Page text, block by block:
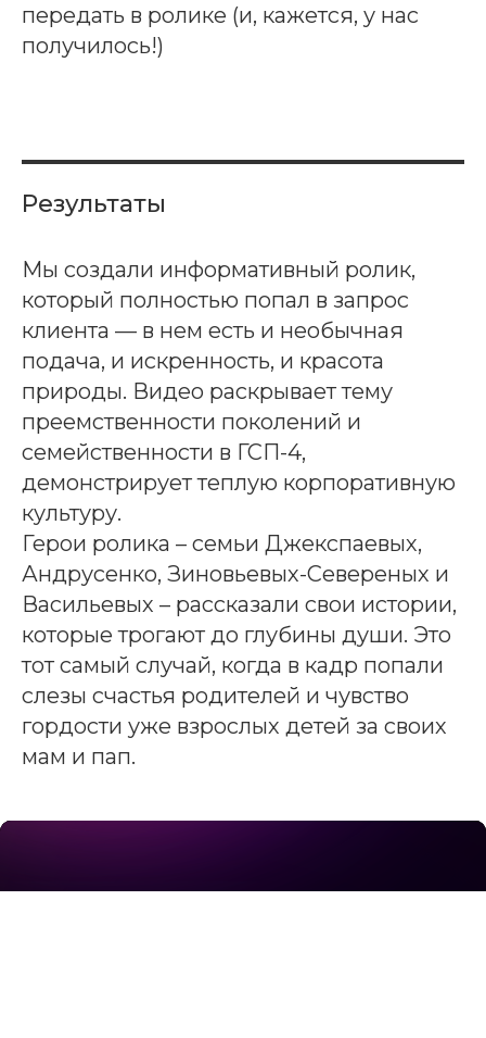
передать в ролике (и, кажется, у нас
получилось!)
Результаты
Мы создали информативный ролик,
который полностью попал в запрос
клиента — в нем есть и необычная
подача, и искренность, и красота
природы. Видео раскрывает тему
преемственности поколений и
семейственности в ГСП-4,
демонстрирует теплую корпоративную
культуру.
Герои ролика – семьи Джекспаевых,
Андрусенко, Зиновьевых-Севереных и
Васильевых – рассказали свои истории,
которые трогают до глубины души. Это
тот самый случай, когда в кадр попали
слезы счастья родителей и чувство
гордости уже взрослых детей за своих
мам и пап.